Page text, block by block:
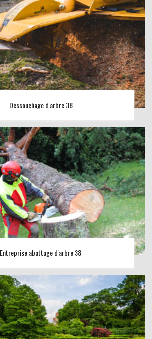
Dessouchage d'arbre 38
Entreprise abattage d'arbre 38